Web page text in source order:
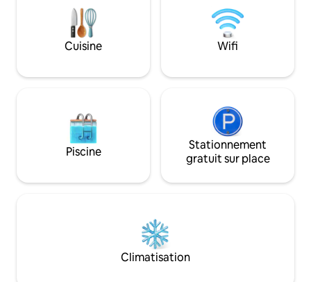
électroménagers de luxe et d'une salle à
manger offrant une vue à couper le
souffle. Détendez-vous sur la terrasse
près du foyer à gaz ou relaxez-vous
75 pouces, une table de billard, une table
inoubliables !
La marina
saisonnière, un
barbecues et un
bateaux de
voiture. La tranquillité dont vous ne
Cuisine Wifi
Piscine
Stationnement
gratuit sur place
Climatisation